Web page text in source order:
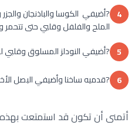
4 ?أضيفي الكوسا والباذنجان
الملح والفلفل وقلبي حتى تتحمر
5 ?أضيفي النودلز المسلوق وقلبي لمدة 5
6 ?قدميه ساخنا وأضيفي البصل
أتمنى أن تكون قد استمتعت بهذه